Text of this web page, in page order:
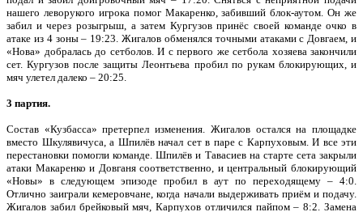
нашего леворукого игрока помог Макаренко, забивший блок-аутом. Он же
забил и через розыгрыш, а затем Кургузов принёс своей команде очко в
атаке из 4 зоны – 19:23. Жигалов обменялся точными атаками с Довгаем, и
«Нова» добралась до сетболов. И с первого же сетбола хозяева закончили
сет. Кургузов после защиты Леонтьева пробил по рукам блокирующих, и
мяч улетел далеко – 20:25.
3 партия.
Состав «Кузбасса» претерпел изменения. Жигалов остался на площадке
вместо Шкулявичуса, а Шпилёв начал сет в паре с Карпуховым. И все эти
перестановки помогли команде. Шпилёв и Тавасиев на старте сета закрыли
атаки Макаренко и Довганя соответственно, и центральный блокирующий
«Новы» в следующем эпизоде пробил в аут по переходящему – 4:0.
Отлично заиграли кемеровчане, когда начали выдерживать приём и подачу.
Жигалов забил брейковый мяч, Карпухов отличился пайпом – 8:2. Замена